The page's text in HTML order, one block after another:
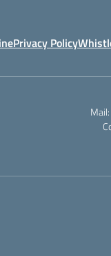
Privacy Policy